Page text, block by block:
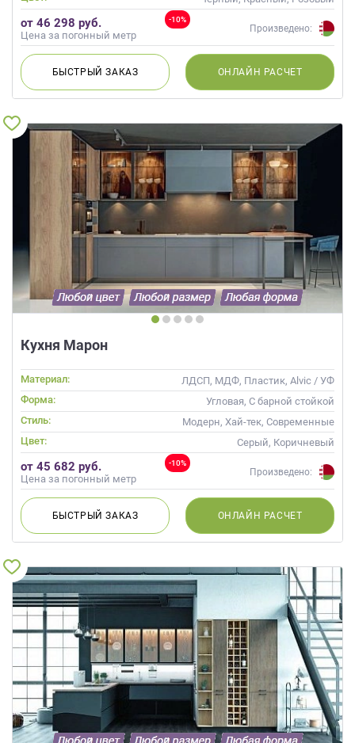
-10%
от 46 298 руб.
Цена за погонный метр
Произведено:
БЫСТРЫЙЗАКАЗ ОНЛАЙН РАСЧЕТ
Кухня Марон
Материал:
ЛДСП, МДФ, Пластик, Alvic / УФ
лак, Стекло
Форма:
Угловая, С барной стойкой
Стиль:
Модерн, Хай-тек, Современные
Цвет:
Серый, Коричневый
-10%
от 45 682 руб.
Цена за погонный метр
Произведено:
БЫСТРЫЙЗАКАЗ ОНЛАЙН РАСЧЕТ